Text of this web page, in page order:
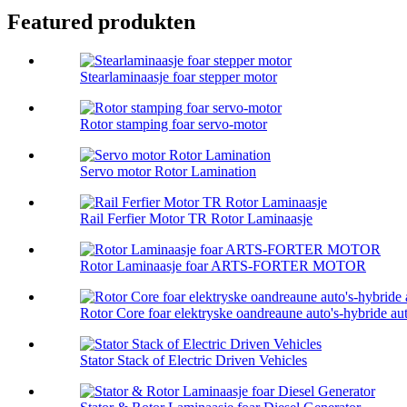
Featured produkten
Stearlaminaasje foar stepper motor
Rotor stamping foar servo-motor
Servo motor Rotor Lamination
Rail Ferfier Motor TR Rotor Laminaasje
Rotor Laminaasje foar ARTS-FORTER MOTOR
Rotor Core foar elektryske oandreaune auto's-hybride
Stator Stack of Electric Driven Vehicles